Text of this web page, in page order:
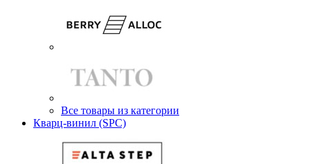
Все товары из категории
Кварц-винил (SPC)